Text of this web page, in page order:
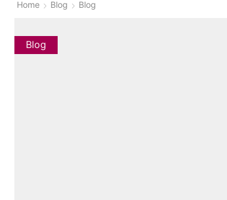
Home Blog Blog
Blog